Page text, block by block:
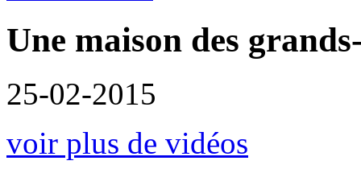
Une maison des
25-02-2015
voir plus de vidéos